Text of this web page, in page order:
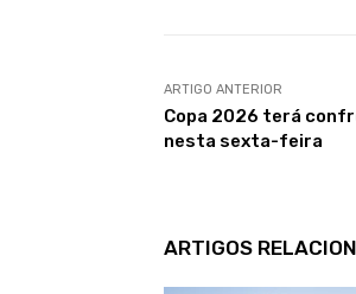
ARTIGO ANTERIOR
Copa 2026 terá
nesta sexta-feira
ARTIGOS